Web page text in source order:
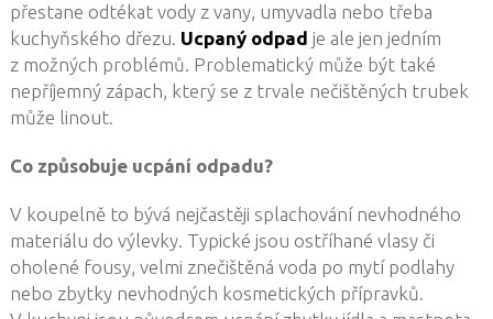
přestane odtékat vody z vany, umyvadla nebo třeba
kuchyňského dřezu. Ucpaný odpad je ale jen jedním
z možných problémů. Problematický může být také
nepříjemný zápach, který se z trvale nečištěných trubek
může linout.
Co způsobuje ucpání odpadu?
V koupelně to bývá nejčastěji splachování nevhodného
materiálu do výlevky. Typické jsou ostříhané vlasy či
oholené fousy, velmi znečištěná voda po mytí podlahy
nebo zbytky nevhodných kosmetických přípravků.